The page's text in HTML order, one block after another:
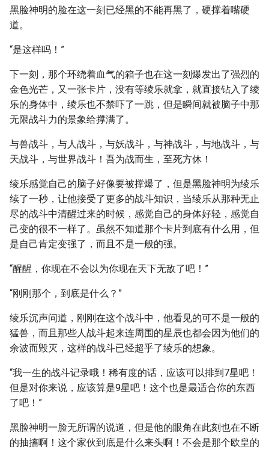
黑脸神明的脸在这一刻已经黑的不能再黑了，硬撑着嘴硬
道。
“是这样吗！”
下一刻，那个环绕着血气的箱子也在这一刻爆发出了强烈的
金色光芒，又一张卡片，没有等绫乐就拿，就直接钻入了绫
乐的身体中，绫乐也不禁吓了一跳，但是瞬间就被脑子中那
无限战斗力的景象给撑满了。
与兽战斗，与人战斗，与妖战斗，与神战斗，与地战斗，与
天战斗，与世界战斗！吾为战而生，至死方休！
绫乐感觉自己的脑子好像要被撑爆了，但是黑脸神明为绫乐
续了一秒，让他接受了更多的战斗知识，当绫乐从那种无止
尽的战斗中清醒过来的时候，感觉自己的身体好轻，感觉自
己变的很不一样了。虽然不知道那个卡片到底有什么用，但
是自己肯定变强了，而且不是一般的强。
“醒醒，你现在不会以为你现在天下无敌了吧！”
“刚刚那个，到底是什么？”
绫乐沉声问道，刚刚在这个战斗中，他看见的可不是一般的
猛兽，而且那些人战斗起来连周围的星辰也都会因为他们的
余波而毁灭，这样的战斗已经超乎了绫乐的想象。
“我一生的战斗记录哦！稀有度的话，应该可以排到7星吧！
但是对你来说，应该算是9星吧！这个也是最适合你的东西
了吧！”
黑脸神明一脸无所谓的说道，但是他的眼角在此刻也在不断
的抽搐啊！这个家伙到底是什么来头啊！不会是那个欧皇的